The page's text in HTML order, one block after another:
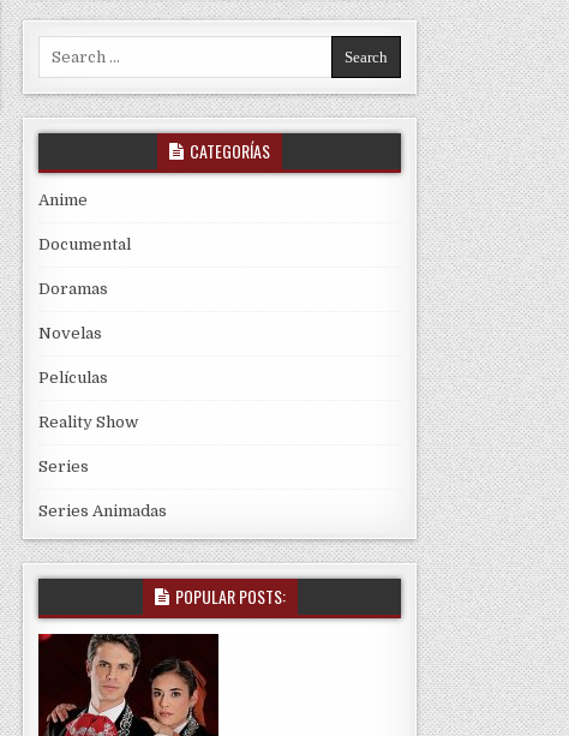
Search for:
CATEGORÍAS
Anime
Documental
Doramas
Novelas
Películas
Reality Show
Series
Series Animadas
POPULAR POSTS: